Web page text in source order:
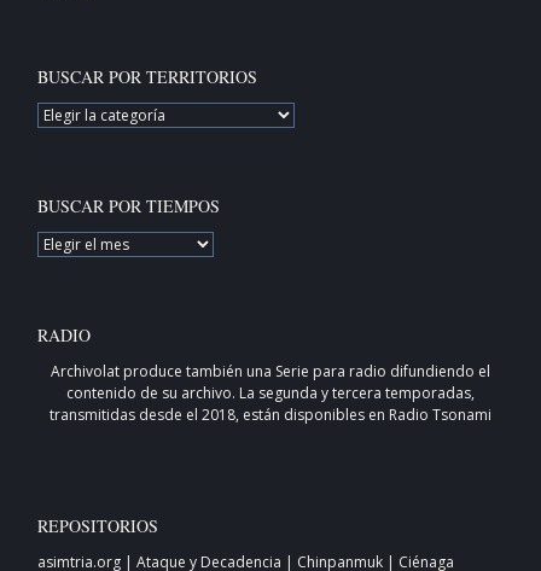
BUSCAR POR TERRITORIOS
BUSCAR
POR
BUSCAR POR TIEMPOS
BUSCAR
POR
RADIO
Archivolat produce también una Serie para radio difundiendo el
contenido de su archivo. La segunda y tercera temporadas,
transmitidas desde el 2018, están disponibles en Radio Tsonami
REPOSITORIOS
asimtria.org | Ataque y Decadencia | Chinpanmuk | Ciénaga